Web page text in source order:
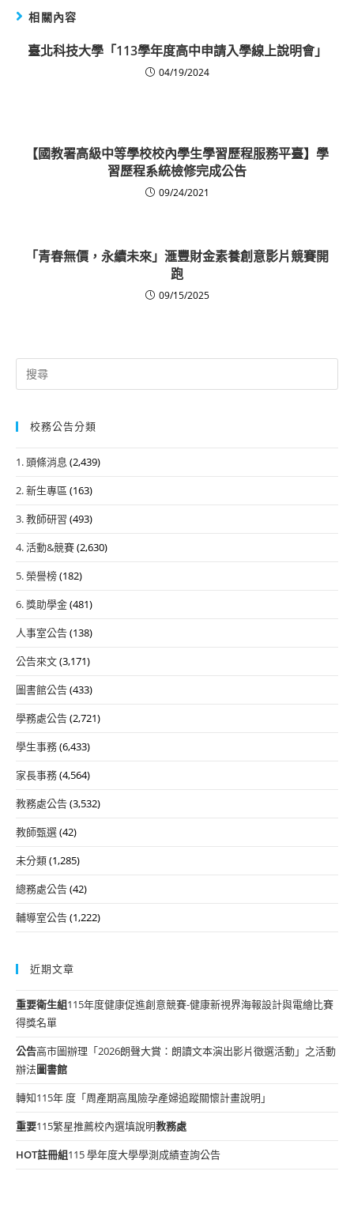
相關內容
臺北科技大學「113學年度高中申請入學線上說明會」
04/19/2024
【國教署高級中等學校校內學生學習歷程服務平臺】學
習歷程系統檢修完成公告
09/24/2021
「青春無價，永續未來」滙豐財金素養創意影片競賽開
跑
09/15/2025
Search
for:
校務公告分類
1. 頭條消息 (2,439)
2. 新生專區 (163)
3. 教師研習 (493)
4. 活動&競賽(2,630)
5. 榮譽榜(182)
6. 獎助學金(481)
人事室公告(138)
公告來文(3,171)
圖書館公告(433)
學務處公告(2,721)
學生事務(6,433)
家長事務(4,564)
教務處公告(3,532)
教師甄選(42)
未分類(1,285)
總務處公告(42)
輔導室公告(1,222)
近期文章
重要衛生組115年度健康促進創意競賽-健康新視界海報設計與電繪比賽
得獎名單
公告高市圖辦理「2026朗聲大賞：朗讀文本演出影片徵選活動」之活動
辦法圖書館
轉知115年 度「周產期高風險孕產婦追蹤關懷計畫說明」
重要115繁星推薦校內選填說明教務處
HOT註冊組115 學年度大學學測成績查詢公告